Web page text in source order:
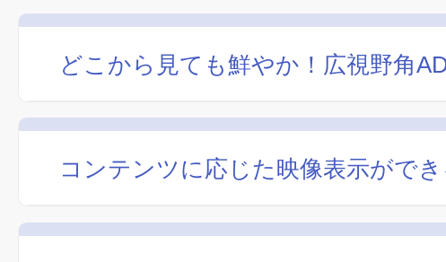
どこから見ても鮮やか！広視野角
コンテンツに応じた映像表示ができ